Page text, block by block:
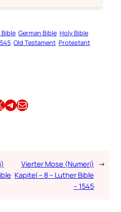
German Bible Holy Bible
Old Testament Protestant
Share this article on TelegramEmail this Article
Vierter Mose (Numeri)
Kapitel – 8 – Luther Bible
– 1545
→